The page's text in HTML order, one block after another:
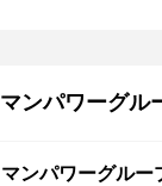
マンパワーグル
マンパワーグルー